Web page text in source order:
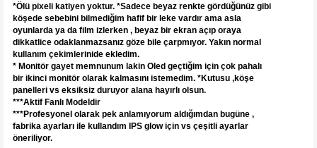
*Ölü pixeli katiyen yoktur. *Sadece beyaz renkte gördüğünüz gibi
köşede sebebini bilmediğim hafif bir leke vardır ama asla
oyunlarda ya da film izlerken , beyaz bir ekran açıp oraya
dikkatlice odaklanmazsanız göze bile çarpmıyor. Yakın normal
kullanım çekimlerinide ekledim.
* Monitör gayet memnunum lakin Oled geçtiğim için çok pahalı
bir ikinci monitör olarak kalmasını istemedim. *Kutusu ,köşe
panelleri vs eksiksiz duruyor alana hayırlı olsun.
***Aktif Fanlı Modeldir
***Profesyonel olarak pek anlamıyorum aldığımdan bugüne ,
fabrika ayarları ile kullandım IPS glow için vs çeşitli ayarlar
öneriliyor.